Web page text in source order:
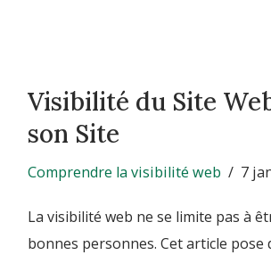
Visibilité du Site
son Site
Comprendre la visibilité web 7
La visibilité web ne se limite pas à
bonnes personnes. Cet article